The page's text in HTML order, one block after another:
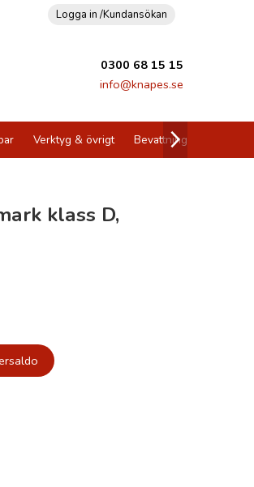
Logga in /Kundansökan
0300 68 15 15
info@knapes.se
Verktyg & övrigt Bevattning
klass D,